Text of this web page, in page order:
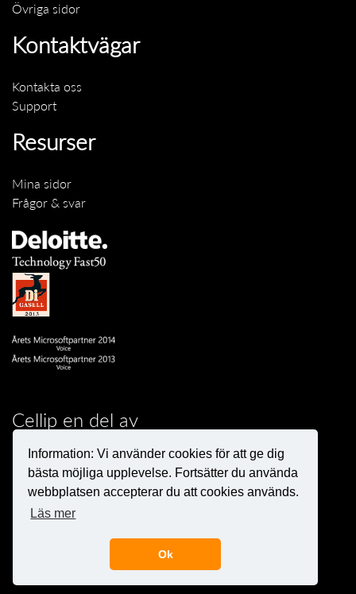
Information: Vi använder cookies för att ge dig
bästa möjliga upplevelse. Fortsätter du använda
webbplatsen accepterar du att cookies används.
Läs mer
Ok
Övriga sidor
Kontaktvägar
Kontakta oss
Support
Resurser
Mina sidor
Frågor & svar
Cellip en del av
Copyright © Cellip 2000 - 2019